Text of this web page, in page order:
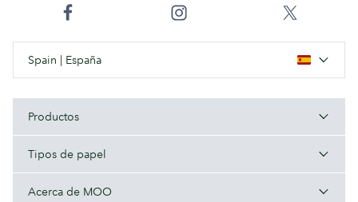
Spain | España
Productos
Tipos de papel
Acerca de MOO